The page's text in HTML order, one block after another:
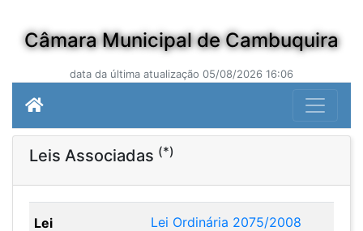
Câmara Municipal de Cambuquira
data da última atualização 05/08/2026 16:06
Leis Associadas (*)
Lei Ordinária 2075/2008